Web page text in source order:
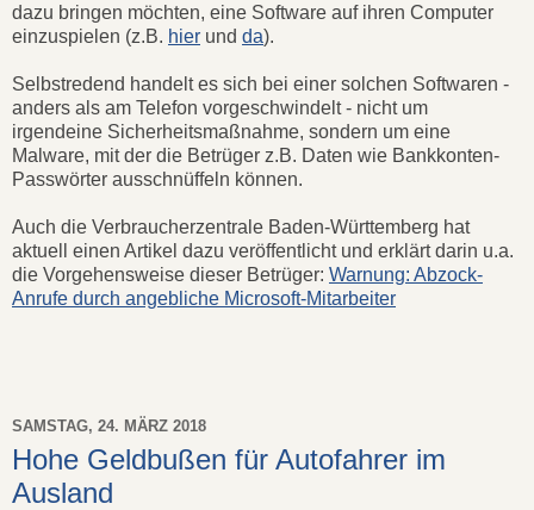
dazu bringen möchten, eine Software auf ihren Computer
einzuspielen (z.B. hier und da).
Selbstredend handelt es sich bei einer solchen Softwaren -
anders als am Telefon vorgeschwindelt - nicht um
irgendeine Sicherheitsmaßnahme, sondern um eine
Malware, mit der die Betrüger z.B. Daten wie Bankkonten-
Passwörter ausschnüffeln können.
Auch die Verbraucherzentrale Baden-Württemberg hat
aktuell einen Artikel dazu veröffentlicht und erklärt darin u.a.
die Vorgehensweise dieser Betrüger: Warnung: Abzock-
Anrufe durch angebliche Microsoft-Mitarbeiter
SAMSTAG, 24. MÄRZ 2018
Hohe Geldbußen für Autofahrer im
Ausland